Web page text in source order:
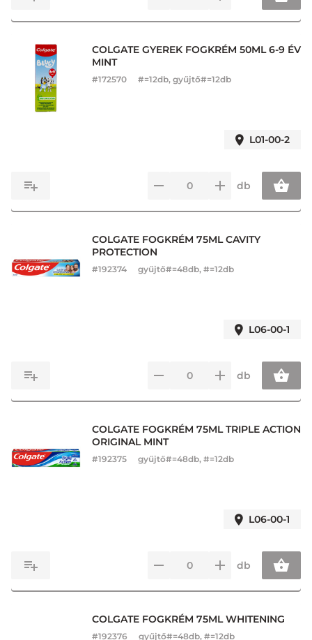
COLGATE GYEREK FOGKRÉM 50ML 6-9 ÉV
MINT
#172570 #=12db, gyűjtő#=12db
L01-00-2
db
COLGATE FOGKRÉM 75ML CAVITY
PROTECTION
#192374 gyűjtő#=48db, #=12db
L06-00-1
db
COLGATE FOGKRÉM 75ML TRIPLE ACTION
ORIGINAL MINT
#192375 gyűjtő#=48db, #=12db
L06-00-1
db
COLGATE FOGKRÉM 75ML WHITENING
#192376 gyűjtő#=48db, #=12db